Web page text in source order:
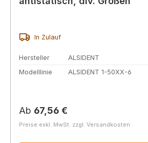
In Zulauf
Hersteller
ALSIDENT
Modelllinie
ALSIDENT 1-50XX-6
Regulärer Preis:
Ab 67,56 €
Preise exkl. MwSt. zzgl. Versandkosten